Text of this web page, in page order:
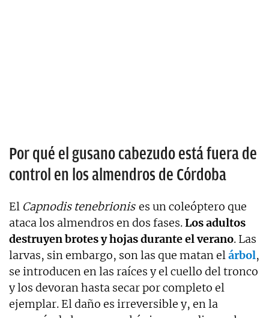
Por qué el gusano cabezudo está fuera de
control en los almendros de Córdoba
El Capnodis tenebrionis es un coleóptero que
ataca los almendros en dos fases.Los adultos
destruyen brotes y hojas durante el verano. Las
larvas, sin embargo, son las que matan elárbol,
se introducen en las raíces y el cuello del tronco
y los devoran hasta secar por completo el
ejemplar. El daño es irreversible y, en la